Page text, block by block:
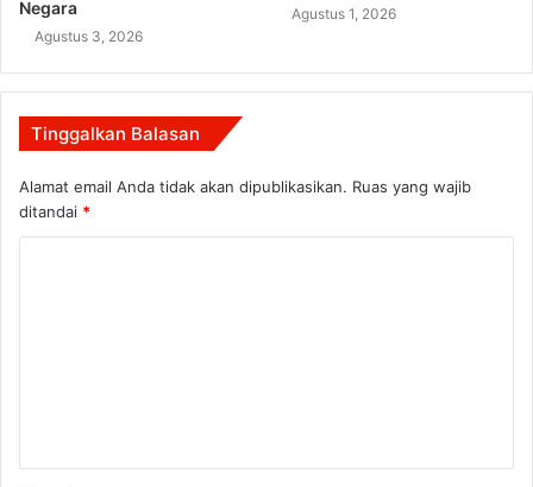
Negara
Agustus 3, 2026
Agustus 1, 2026
Tinggalkan Balasan
Alamat email Anda tidak akan dipublikasikan. Ruas yang wajib
ditandai *
a